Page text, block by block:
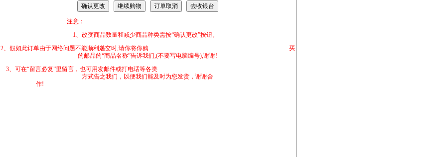
注意：
1、改变商品数量和减少商品种类需按“确认更改”按钮。
2、假如此订单由于网络问题不能顺利递交时,请你将你购 买
的邮品的“商品名称”告诉我们,(不要写电脑编号),谢谢!
3、可在“留言必复”里留言，也可用发邮件或打电话等各类
方式告之我们，以便我们能及时为您发货，谢谢合
作!